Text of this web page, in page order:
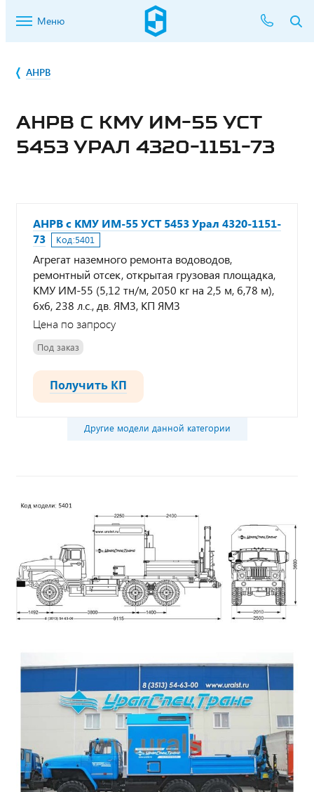
Меню
АНРВ
АНРВ С КМУ ИМ-55 УСТ
5453 УРАЛ 4320-1151-73
АНРВ с КМУ ИМ-55 УСТ 5453 Урал 4320-1151-
73
Код:5401
Агрегат наземного ремонта водоводов,
ремонтный отсек, открытая грузовая площадка,
КМУ ИМ-55 (5,12 тн/м, 2050 кг на 2,5 м, 6,78 м),
6x6, 238 л.с., дв. ЯМЗ, КП ЯМЗ
Цена по запросу
Под заказ
Получить КП
Другие модели данной категории